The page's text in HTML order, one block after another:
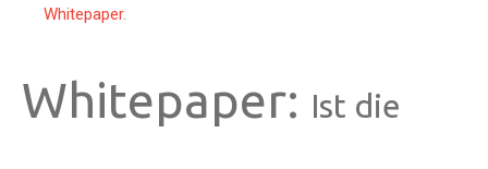
Whitepaper.
Whitepaper: Ist die